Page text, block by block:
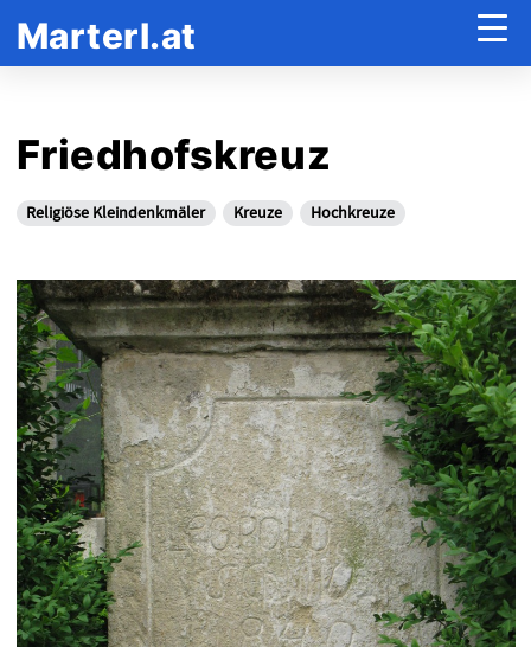
Marterl.at
Friedhofskreuz
Religiöse Kleindenkmäler Kreuze Hochkreuze